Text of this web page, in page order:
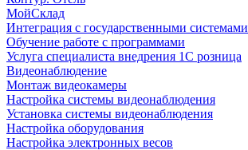
МойСклад
Интеграция с государственными системами
Обучение работе с программами
Услуга специалиста внедрения 1С розница
Видеонаблюдение
Монтаж видеокамеры
Настройка системы видеонаблюдения
Установка системы видеонаблюдения
Настройка оборудования
Настройка электронных весов